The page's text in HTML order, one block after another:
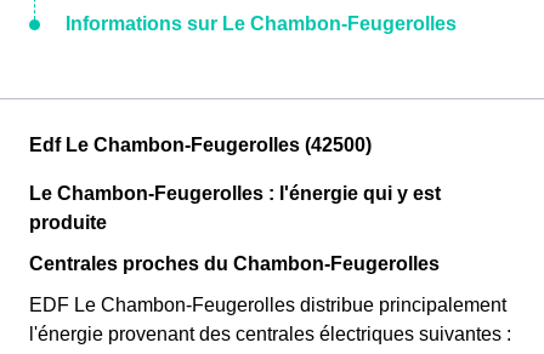
Informations sur Le Chambon-Feugerolles
Edf Le Chambon-Feugerolles (42500)
Le Chambon-Feugerolles : l'énergie qui y est
produite
Centrales proches du Chambon-Feugerolles
EDF Le Chambon-Feugerolles distribue principalement
l'énergie provenant des centrales électriques suivantes :